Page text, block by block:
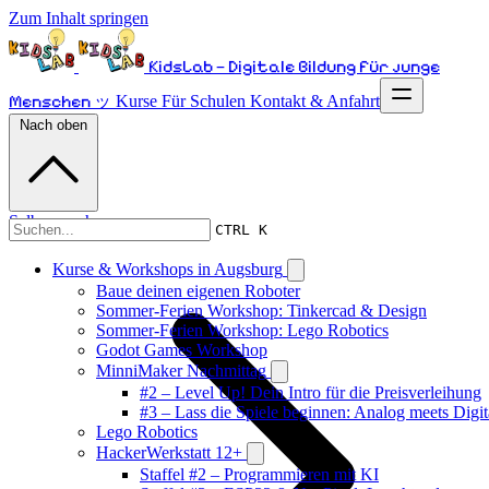
Zum Inhalt springen
KidsLab – Digitale Bildung für junge
Menschen ッ Kurse Für Schulen Kontakt & Anfahrt
CTRL K
Kurse & Workshops in Augsburg
Baue deinen eigenen Roboter
Sommer-Ferien Workshop: Tinkercad & Design
Sommer-Ferien Workshop: Lego Robotics
Godot Games Workshop
MinniMaker Nachmittag
#2 – Level Up! Dein Intro für die Preisverleihung
#3 – Lass die Spiele beginnen: Analog meets
Lego Robotics
HackerWerkstatt 12+
Staffel #2 – Programmieren mit KI
Nach oben
Selber machen